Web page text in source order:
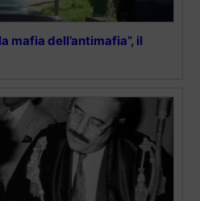
mafia dell’antimafia”, il